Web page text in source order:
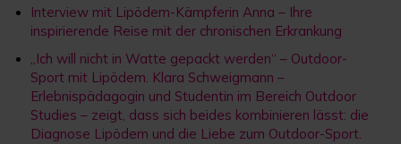
Interview mit Lipödem-Kämpferin Anna – Ihre
inspirierende Reise mit der chronischen Erkrankung
„Ich will nicht in Watte gepackt werden“ – Outdoor-
Sport mit Lipödem. Klara Schweigmann –
Erlebnispädagogin und Studentin im Bereich Outdoor
Studies – zeigt, dass sich beides kombinieren lässt: die
Diagnose Lipödem und die Liebe zum Outdoor-Sport.